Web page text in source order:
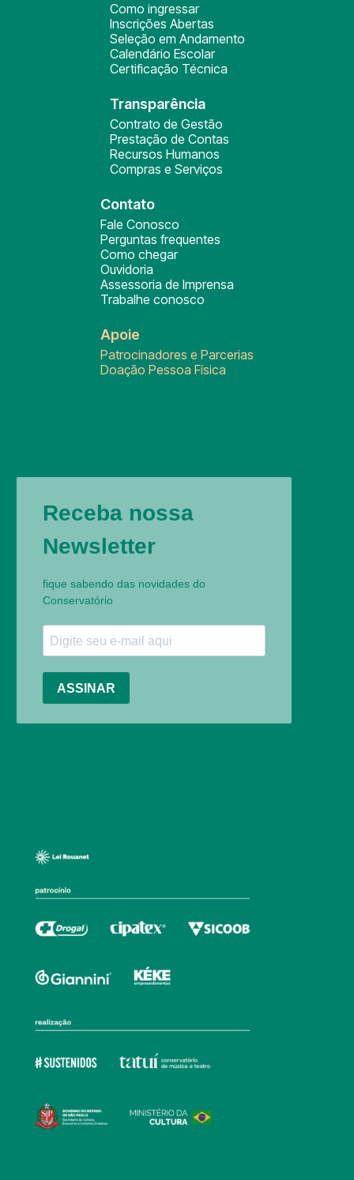
Como ingressar
Inscrições Abertas
Seleção em Andamento
Calendário Escolar
Certificação Técnica
Transparência
Contrato de Gestão
Prestação de Contas
Recursos Humanos
Compras e Serviços
Contato
Fale Conosco
Perguntas frequentes
Como chegar
Ouvidoria
Assessoria de Imprensa
Trabalhe conosco
Apoie
Patrocinadores e Parcerias
Doação Pessoa Física